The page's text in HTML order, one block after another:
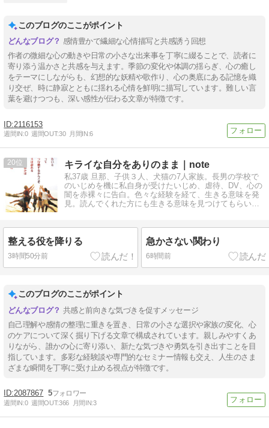
このブログのここがポイント
感情豊かで繊細な心情描写と共感誘う回想
作者の微細な心の動きや日常の小さな出来事を丁寧に綴ることで、読者に
寄り添う温かさと共感を与えます。季節の変化や体調の揺らぎ、心の癒し
をテーマにしながらも、幻想的な妖精や歌作り、心の奥底にある記憶を織
り交ぜ、時に静寂とともに揺れる心情を鮮明に描写しています。難しい言
葉を避けつつも、深い感性が伝わる文章が特徴です。
2116153
週間IN:0 週間OUT:30 月間IN:6
20 キライな自分をありのまま｜note
私37歳 旦那、子供３人、犬猫の7人家族。長男の学校で
のいじめを機に私自身が受けたいじめ、虐待、DV、心の
闇を赤裸々に告白。色々な経験を経て、生きる意味を発
見。読んでくれた方にも生きる意味を見つけてもらいた
整える役を降りる
3時間50分前
急かさない関わり
6時間前
このブログのここがポイント
共感と前向きな気づきを促すメッセージ
自己理解や感情の整理に重きを置き、日常の小さな選択や家族の変化、心
のケアについて深く掘り下げる文章で構成されています。親しみやすくあ
りながら、誰かの心に寄り添い、新たな気づきや勇気を引き出すことを目
指しています。多彩な経験談や専門的なセミナー情報も交え、人生のさま
ざまな瞬間を丁寧に受け止める視点が特徴です。
2087867 5
週間IN:0 週間OUT:366 月間IN:3